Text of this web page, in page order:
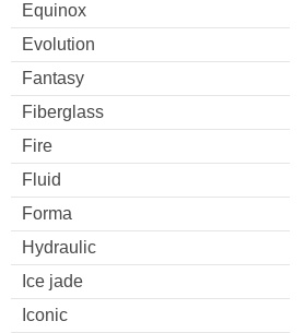
Equinox
Evolution
Fantasy
Fiberglass
Fire
Fluid
Forma
Hydraulic
Ice jade
Iconic